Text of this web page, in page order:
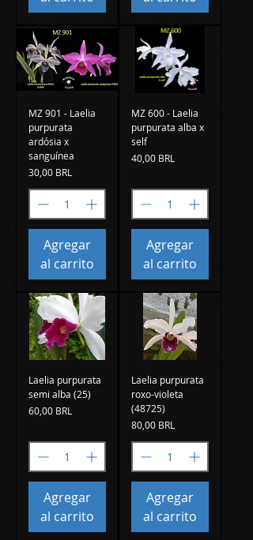
MZ 901 - Laelia
purpurata
ardósia x
sanguínea
Precio
30,00 BRL
Agregar
al carrito
MZ 600 - Laelia
purpurata alba x
self
Precio
40,00 BRL
Agregar
al carrito
Laelia purpurata
semi alba (25)
Precio
60,00 BRL
Agregar
al carrito
Laelia purpurata
roxo-violeta
(48725)
Precio
80,00 BRL
Agregar
al carrito